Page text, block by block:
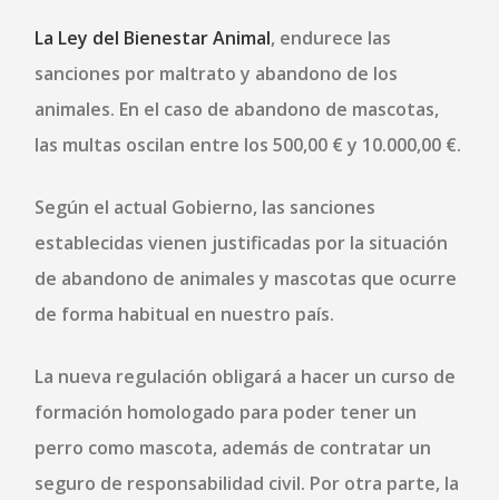
La Ley del Bienestar Animal, endurece las
sanciones por maltrato y abandono de los
animales. En el caso de abandono de mascotas,
las multas oscilan entre los 500,00 € y 10.000,00 €.
Según el actual Gobierno, las sanciones
establecidas vienen justificadas por la situación
de abandono de animales y mascotas que ocurre
de forma habitual en nuestro país.
La nueva regulación obligará a hacer un curso de
formación homologado para poder tener un
perro como mascota, además de contratar un
seguro de responsabilidad civil. Por otra parte, la